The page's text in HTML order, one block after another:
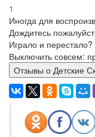
1
Иногда для
Дождитесь
Играло и
Выключить совсем:
Отзывы о